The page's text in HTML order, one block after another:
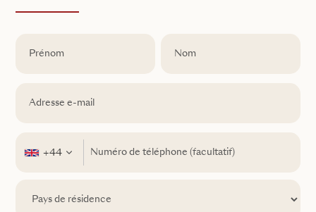
+44